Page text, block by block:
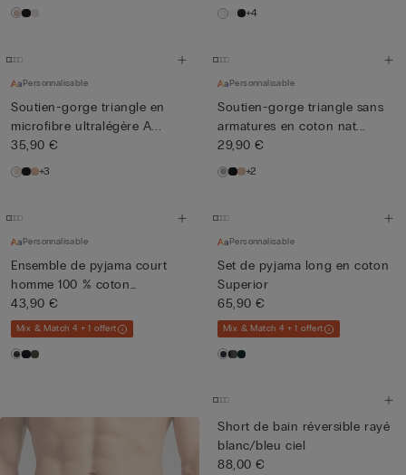
+4
Personnalisable
Soutien-gorge triangle en
microfibre ultralégère A...
35,90 €
+3
Personnalisable
Soutien-gorge triangle sans
armatures en coton nat...
29,90 €
+2
Personnalisable
Ensemble de pyjama court
homme 100 % coton
Supérie...
43,90 €
Mix & Match 4 + 1 offert
Personnalisable
Set de pyjama long en coton
Superior
65,90 €
Mix & Match 4 + 1 offert
Short de bain réversible rayé
blanc/bleu ciel
88,00 €